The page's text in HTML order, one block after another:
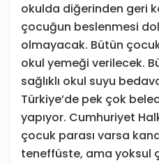
okulda diğerinden geri
çocuğun beslenmesi
olmayacak. Bütün
okul yemeği verilecek.
sağlıklı okul suyu
Türkiye’de pek çok
yapıyor. Cumhuriyet
çocuk parası varsa
teneffüste, ama yoksul